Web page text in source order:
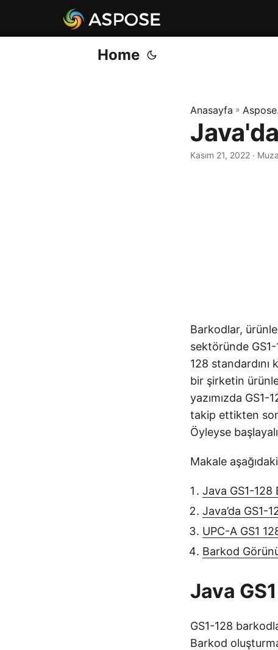
Home
Anasayfa »
Kasım 21, 2022 ·
Barkodlar,
sektöründe
128
bir şirketin
yazımızda GS1-
takip ettikten
Öyleyse
Makale
Java GS1-128
Java’da GS1-
UPC-A GS1
Barkod
Java
GS1-128
Barkod